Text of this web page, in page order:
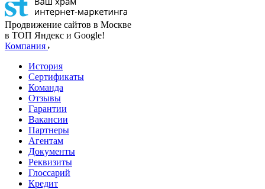
Продвижение сайтов в Москве
в ТОП Яндекс и Google!
Компания
История
Сертификаты
Команда
Отзывы
Гарантии
Вакансии
Партнеры
Агентам
Документы
Реквизиты
Глоссарий
Кредит